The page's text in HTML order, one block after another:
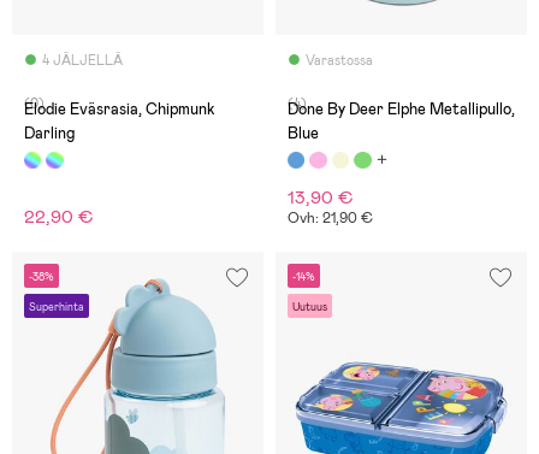
4 JÄLJELLÄ
(0)
Elodie Eväsrasia, Chipmunk
Darling
22,90 €
Varastossa
(4)
Done By Deer Elphe Metallipullo,
Blue
13,90 €
Ovh: 21,90 €
-38%
Superhinta
-14%
Uutuus